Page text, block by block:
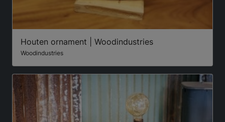
Houten ornament | Woodindustries
Woodindustries